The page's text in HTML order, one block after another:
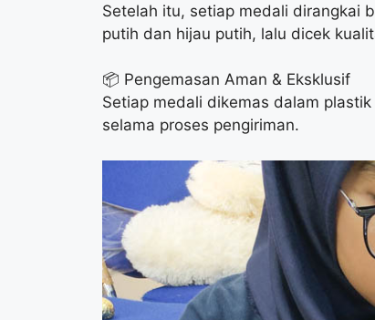
Setelah itu, setiap medali dirangkai
putih dan hijau putih, lalu dicek
📦 Pengemasan Aman & Eksklusif
Setiap medali dikemas dalam
selama proses pengiriman.